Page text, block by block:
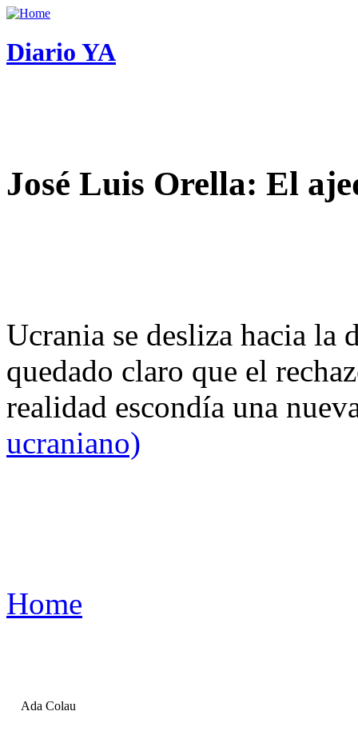
Diario YA
José Luis Orella: El
Ucrania se desliza hacia
quedado claro que el
realidad escondía una
ucraniano)
Home
Ada Colau